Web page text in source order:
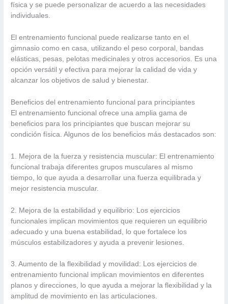
física y se puede personalizar de acuerdo a las necesidades
individuales.
El entrenamiento funcional puede realizarse tanto en el
gimnasio como en casa, utilizando el peso corporal, bandas
elásticas, pesas, pelotas medicinales y otros accesorios. Es una
opción versátil y efectiva para mejorar la calidad de vida y
alcanzar los objetivos de salud y bienestar.
Beneficios del entrenamiento funcional para principiantes
El entrenamiento funcional ofrece una amplia gama de
beneficios para los principiantes que buscan mejorar su
condición física. Algunos de los beneficios más destacados son:
1. Mejora de la fuerza y resistencia muscular: El entrenamiento
funcional trabaja diferentes grupos musculares al mismo
tiempo, lo que ayuda a desarrollar una fuerza equilibrada y
mejor resistencia muscular.
2. Mejora de la estabilidad y equilibrio: Los ejercicios
funcionales implican movimientos que requieren un equilibrio
adecuado y una buena estabilidad, lo que fortalece los
músculos estabilizadores y ayuda a prevenir lesiones.
3. Aumento de la flexibilidad y movilidad: Los ejercicios de
entrenamiento funcional implican movimientos en diferentes
planos y direcciones, lo que ayuda a mejorar la flexibilidad y la
amplitud de movimiento en las articulaciones.